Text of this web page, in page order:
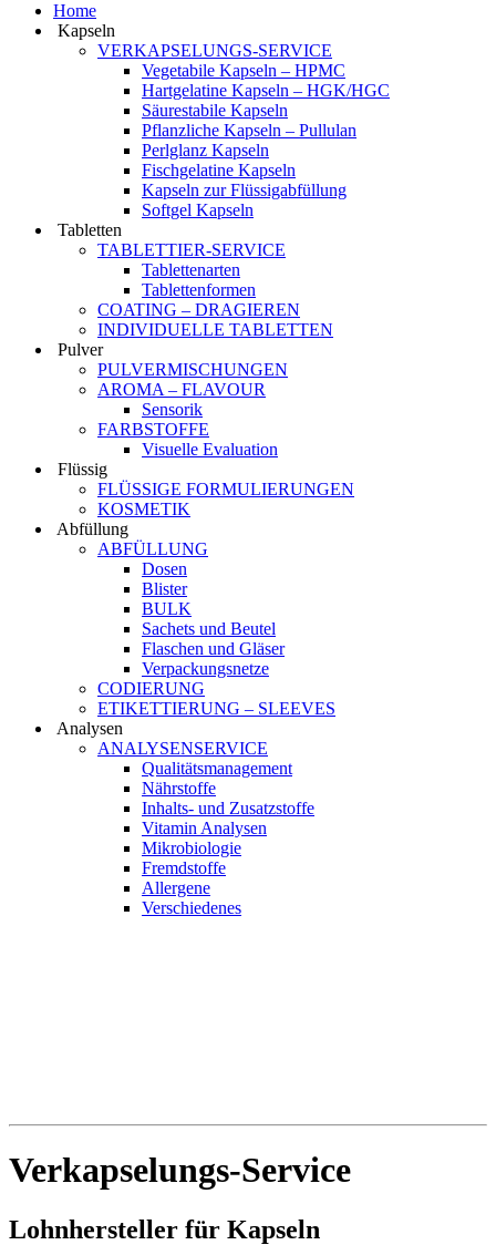
Home
Kapseln
VERKAPSELUNGS-SERVICE
Vegetabile Kapseln – HPMC
Hartgelatine Kapseln – HGK/HGC
Säurestabile Kapseln
Pflanzliche Kapseln – Pullulan
Perlglanz Kapseln
Fischgelatine Kapseln
Kapseln zur Flüssigabfüllung
Softgel Kapseln
Tabletten
TABLETTIER-SERVICE
Tablettenarten
Tablettenformen
COATING – DRAGIEREN
INDIVIDUELLE TABLETTEN
Pulver
PULVERMISCHUNGEN
AROMA – FLAVOUR
Sensorik
FARBSTOFFE
Visuelle Evaluation
Flüssig
FLÜSSIGE FORMULIERUNGEN
KOSMETIK
Abfüllung
ABFÜLLUNG
Dosen
Blister
BULK
Sachets und Beutel
Flaschen und Gläser
Verpackungsnetze
CODIERUNG
ETIKETTIERUNG – SLEEVES
Analysen
ANALYSENSERVICE
Qualitätsmanagement
Nährstoffe
Inhalts- und Zusatzstoffe
Vitamin Analysen
Mikrobiologie
Fremdstoffe
Allergene
Verschiedenes
Verkapselungs-Service
Lohnhersteller für Kapseln